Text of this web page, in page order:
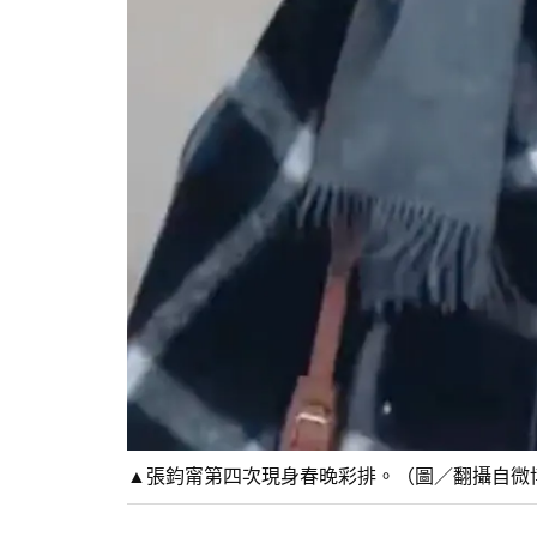
▲張鈞甯第四次現身春晚彩排。（圖／翻攝自微